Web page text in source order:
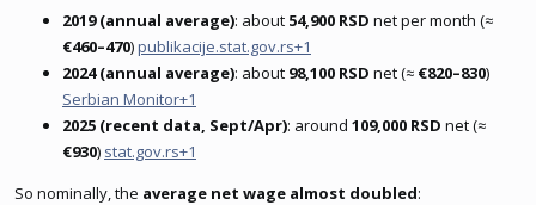
2019 (annual average): about 54,900 RSD net per month (≈
€460–470)publikacije.stat.gov.rs+1
2024 (annual average): about 98,100 RSD net (≈ €820–830)
Serbian Monitor+1
2025 (recent data, Sept/Apr): around 109,000 RSD net (≈
€930) stat.gov.rs+1
So nominally, the average net wage almost doubled: